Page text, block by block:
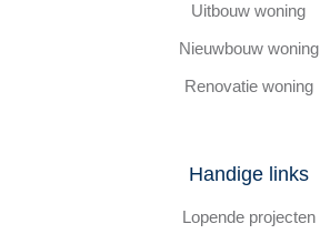
Uitbouw woning
Nieuwbouw woning
Renovatie woning
Handige links
Lopende projecten